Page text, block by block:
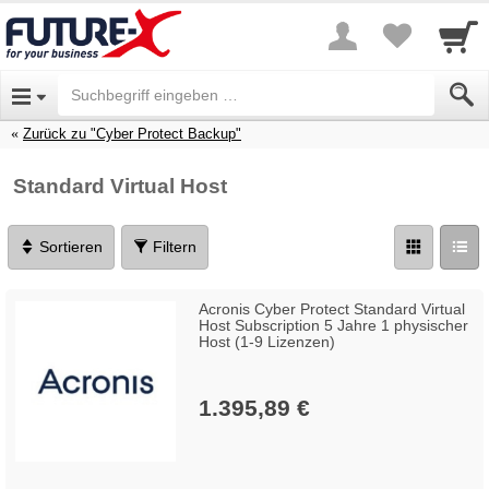
Zurück zu "Cyber Protect Backup"
Standard Virtual Host
Sortieren Filtern
Acronis Cyber Protect Standard Virtual
Host Subscription 5 Jahre 1 physischer
Host (1-9 Lizenzen)
1.395,89 €